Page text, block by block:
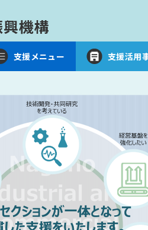
支援メニュー 支援活用